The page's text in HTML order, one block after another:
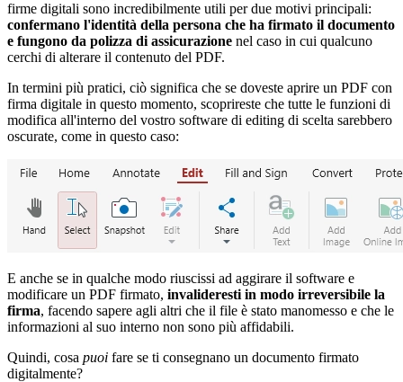
firme digitali sono incredibilmente utili per due motivi principali:
confermano l'identità della persona che ha firmato il documento
e fungono da polizza di assicurazione nel caso in cui qualcuno
cerchi di alterare il contenuto del PDF.
In termini più pratici, ciò significa che se doveste aprire un PDF con
firma digitale in questo momento, scoprireste che tutte le funzioni di
modifica all'interno del vostro software di editing di scelta sarebbero
oscurate, come in questo caso:
E anche se in qualche modo riuscissi ad aggirare il software e
modificare un PDF firmato, invalideresti in modo irreversibile la
firma, facendo sapere agli altri che il file è stato manomesso e che le
informazioni al suo interno non sono più affidabili.
Quindi, cosa puoi fare se ti consegnano un documento firmato
digitalmente?